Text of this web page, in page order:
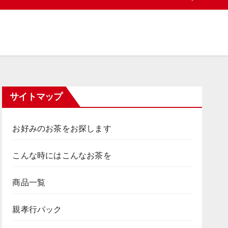
サイトマップ
お好みのお茶をお探します
こんな時にはこんなお茶を
商品一覧
親孝行パック